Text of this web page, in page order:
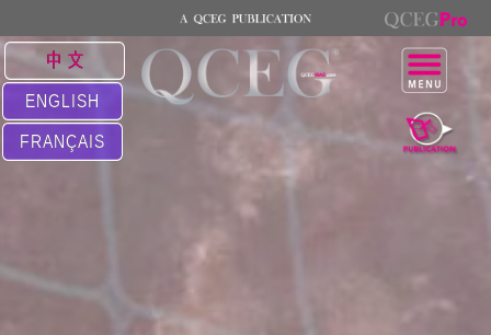
中 文
ENGLISH
FRANÇAIS